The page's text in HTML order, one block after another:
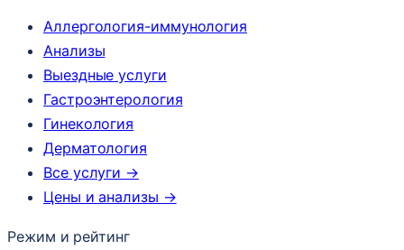
Аллергология-иммунология
Анализы
Выездные услуги
Гастроэнтерология
Гинекология
Дерматология
Все услуги →
Цены и анализы →
Режим и рейтинг